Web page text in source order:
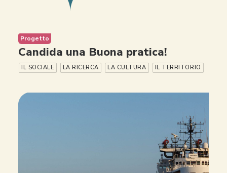
Progetto
Candida una Buona pratica!
IL SOCIALE LA RICERCA LA CULTURA IL TERRITORIO